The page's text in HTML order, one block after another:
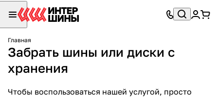
Главная
Забрать шины или диски с
хранения
Чтобы воспользоваться нашей услугой, просто